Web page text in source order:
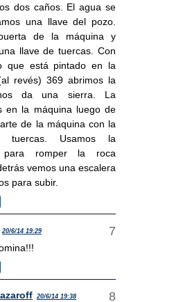
dos caños. El agua se
una llave del pozo.
de la máquina y
llave de tuercas. Con
que está pintado en la
revés) 369 abrimos la
da una sierra. La
en la máquina luego de
de la máquina con la
tuercas. Usamos la
para romper la roca
vemos una escalera
para subir.
20/6/14 19:29
20/6/14 19:38